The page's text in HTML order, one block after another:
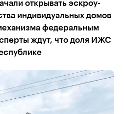
открывать эскроу-
индивидуальных домов
федеральным
ждут, что доля ИЖС